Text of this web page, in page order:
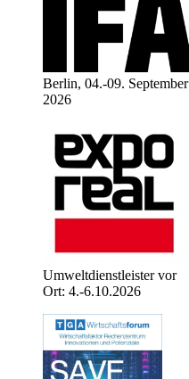
Berlin, 04.-09. September
2026
Umweltdienstleister vor
Ort: 4.-6.10.2026